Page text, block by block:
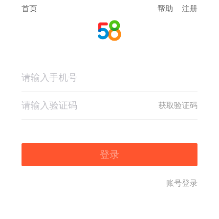
首页 帮助 注册
获取验证码
登录
账号登录